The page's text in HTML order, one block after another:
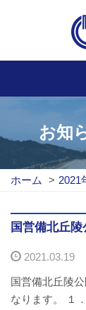
高速バス
路線バス
路線図
定期券につ
バスのご利
お知
ホーム > 2021
国営備北丘
2021.03.19
国営備北丘陵
なります。 １